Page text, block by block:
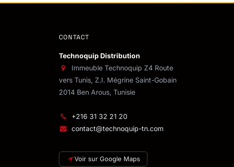
CONTACT
Technoquip Distribution
Immeuble Technoquip Z4 Route
vers Tunis, Z.I. Mégrine Saint-Gobain
2014 Ben Arous, Tunisie
+216 31 32 21 20
contact@technoquip-tn.com
Voir sur Google Maps